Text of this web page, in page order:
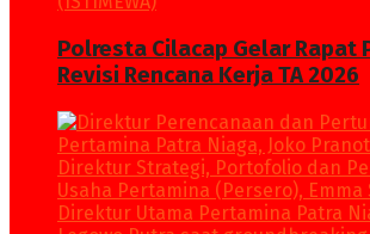
Polresta Cilacap Gelar Rapat
Revisi Rencana Kerja TA 2026